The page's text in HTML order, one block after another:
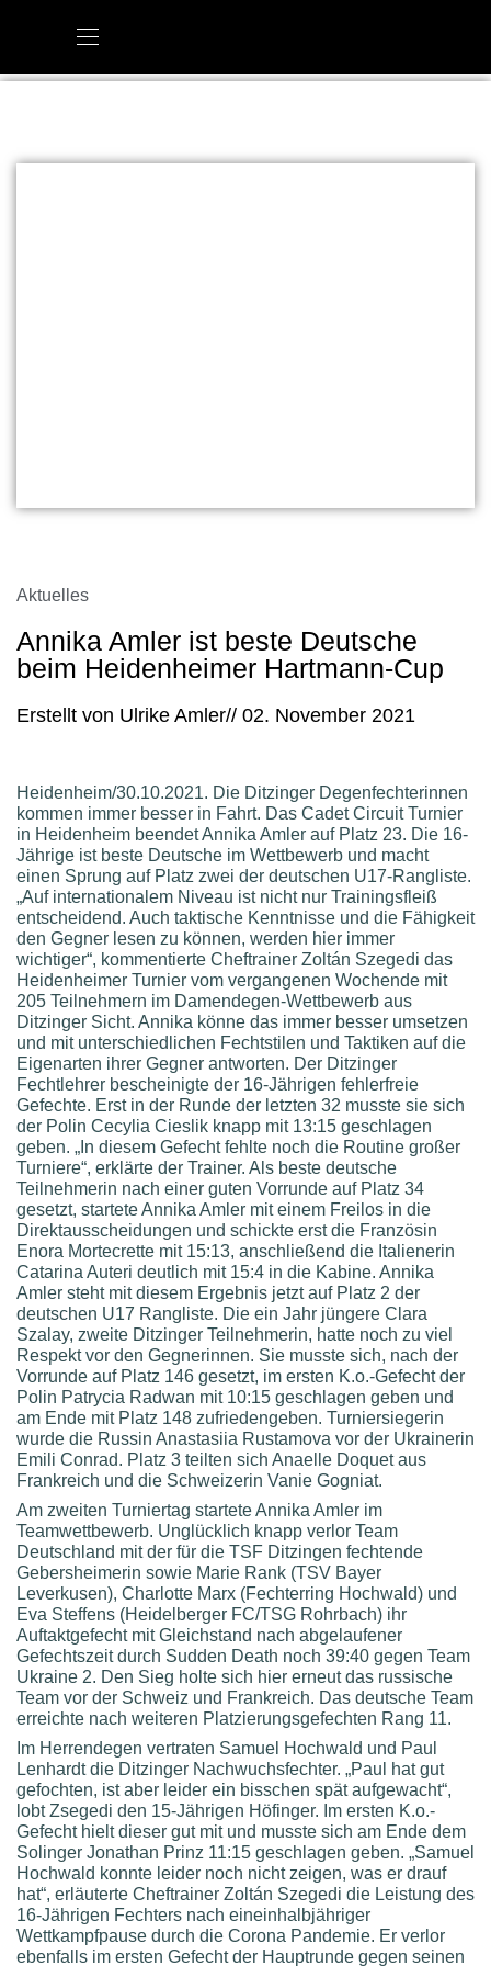
Aktuelles
Annika Amler ist beste Deutsche
beim Heidenheimer Hartmann-Cup
Erstellt von Ulrike Amler// 02. November 2021
Heidenheim/30.10.2021. Die Ditzinger Degenfechterinnen
kommen immer besser in Fahrt. Das Cadet Circuit Turnier
in Heidenheim beendet Annika Amler auf Platz 23. Die 16-
Jährige ist beste Deutsche im Wettbewerb und macht
einen Sprung auf Platz zwei der deutschen U17-Rangliste.
„Auf internationalem Niveau ist nicht nur Trainingsfleiß
entscheidend. Auch taktische Kenntnisse und die Fähigkeit
den Gegner lesen zu können, werden hier immer
wichtiger“, kommentierte Cheftrainer Zoltán Szegedi das
Heidenheimer Turnier vom vergangenen Wochende mit
205 Teilnehmern im Damendegen-Wettbewerb aus
Ditzinger Sicht. Annika könne das immer besser umsetzen
und mit unterschiedlichen Fechtstilen und Taktiken auf die
Eigenarten ihrer Gegner antworten. Der Ditzinger
Fechtlehrer bescheinigte der 16-Jährigen fehlerfreie
Gefechte. Erst in der Runde der letzten 32 musste sie sich
der Polin Cecylia Cieslik knapp mit 13:15 geschlagen
geben. „In diesem Gefecht fehlte noch die Routine großer
Turniere“, erklärte der Trainer. Als beste deutsche
Teilnehmerin nach einer guten Vorrunde auf Platz 34
gesetzt, startete Annika Amler mit einem Freilos in die
Direktausscheidungen und schickte erst die Französin
Enora Mortecrette mit 15:13, anschließend die Italienerin
Catarina Auteri deutlich mit 15:4 in die Kabine. Annika
Amler steht mit diesem Ergebnis jetzt auf Platz 2 der
deutschen U17 Rangliste. Die ein Jahr jüngere Clara
Szalay, zweite Ditzinger Teilnehmerin, hatte noch zu viel
Respekt vor den Gegnerinnen. Sie musste sich, nach der
Vorrunde auf Platz 146 gesetzt, im ersten K.o.-Gefecht der
Polin Patrycia Radwan mit 10:15 geschlagen geben und
am Ende mit Platz 148 zufriedengeben. Turniersiegerin
wurde die Russin Anastasiia Rustamova vor der Ukrainerin
Emili Conrad. Platz 3 teilten sich Anaelle Doquet aus
Frankreich und die Schweizerin Vanie Gogniat.
Am zweiten Turniertag startete Annika Amler im
Teamwettbewerb. Unglücklich knapp verlor Team
Deutschland mit der für die TSF Ditzingen fechtende
Gebersheimerin sowie Marie Rank (TSV Bayer
Leverkusen), Charlotte Marx (Fechterring Hochwald) und
Eva Steffens (Heidelberger FC/TSG Rohrbach) ihr
Auftaktgefecht mit Gleichstand nach abgelaufener
Gefechtszeit durch Sudden Death noch 39:40 gegen Team
Ukraine 2. Den Sieg holte sich hier erneut das russische
Team vor der Schweiz und Frankreich. Das deutsche Team
erreichte nach weiteren Platzierungsgefechten Rang 11.
Im Herrendegen vertraten Samuel Hochwald und Paul
Lenhardt die Ditzinger Nachwuchsfechter. „Paul hat gut
gefochten, ist aber leider ein bisschen spät aufgewacht“,
lobt Zsegedi den 15-Jährigen Höfinger. Im ersten K.o.-
Gefecht hielt dieser gut mit und musste sich am Ende dem
Solinger Jonathan Prinz 11:15 geschlagen geben. „Samuel
Hochwald konnte leider noch nicht zeigen, was er drauf
hat“, erläuterte Cheftrainer Zoltán Szegedi die Leistung des
16-Jährigen Fechters nach eineinhalbjähriger
Wettkampfpause durch die Corona Pandemie. Er verlor
ebenfalls im ersten Gefecht der Hauptrunde gegen seinen